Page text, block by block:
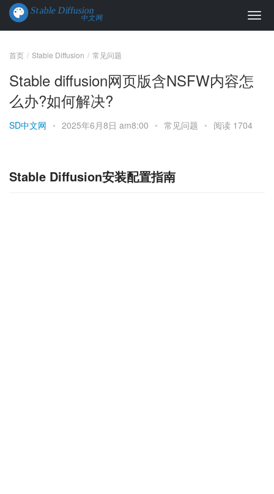
首页 Stable Diffusion 常见问题
Stable diffusion网页版含NSFW内容怎
么办?如何解决?
SD中文网 • 2025年6月8日 am8:00 • 常见问题 • 阅读 1704
Stable Diffusion安装配置指南